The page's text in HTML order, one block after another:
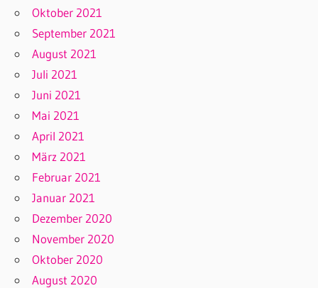
Oktober 2021
September 2021
August 2021
Juli 2021
Juni 2021
Mai 2021
April 2021
März 2021
Februar 2021
Januar 2021
Dezember 2020
November 2020
Oktober 2020
August 2020